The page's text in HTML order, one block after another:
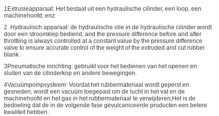
1Extrusieapparaat: Het bestaat uit een hydraulische cilinder, een loop, een
machinehoofd, enz.
2. Hydraulisch apparaat: de hydraulische olie in de hydraulische cilinder wordt
door een stroomklep bediend, and the pressure difference before and after
throttling is always controlled at a constant value by the pressure difference
valve to ensure accurate control of the weight of the extruded and cut rubber
blank.
3Pneumatische inrichting: gebruikt voor het bedienen van het openen en
sluiten van de cilinderkop en andere bewegingen.
4Vacuümpompsysteem: Voordat het rubbermateriaal wordt geperst en
gesneden, wordt een vacuüm toegepast om de lucht in het vat en de
machinehoofd en het gas in het rubbermateriaal te verwijderen,Het is de
bedoeling dat de in de volgende fase gevulcaniceerde producten een betere
kwaliteit hebben.